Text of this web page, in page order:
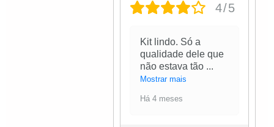
4/5
Kit lindo. Só a
qualidade dele que
não estava tão ...
Mostrar mais
Há 4 meses